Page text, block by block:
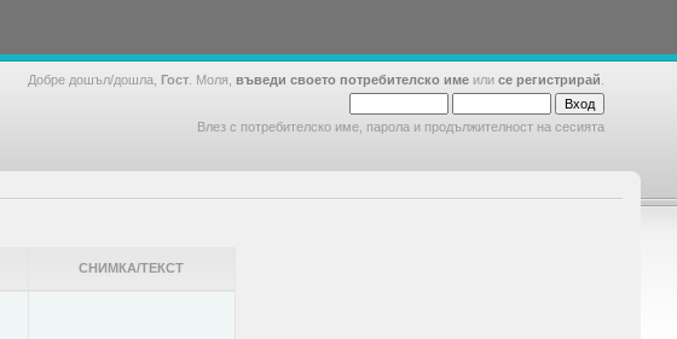
Добре дошъл/дошла, Гост . Моля, въведи своето потребителско име или се регистрирай
Влез с потребителско име, парола и продължителност на сесията
СНИМКА/ТЕКСТ